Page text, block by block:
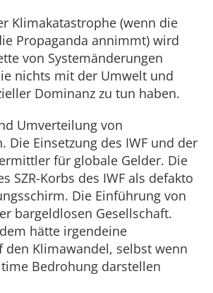
Klimakatastrophe (wenn die
Propaganda annimmt) wird
von Systemänderungen
nichts mit der Umwelt und
Dominanz zu tun haben.
Umverteilung von
Die Einsetzung des IWF und der
für globale Gelder. Die
SZR-Korbs des IWF als defakto
Die Einführung von
bargeldlosen Gesellschaft.
hätte irgendeine
den Klimawandel, selbst wenn
Bedrohung darstellen